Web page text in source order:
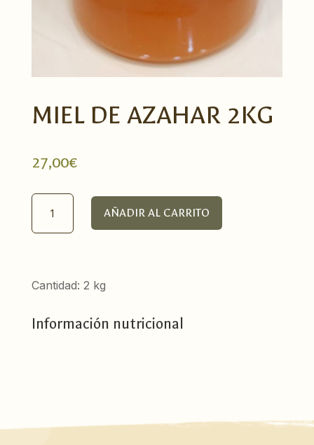
MIEL DE AZAHAR 2KG
27,00€
cantidad
AÑADIR AL CARRITO
Cantidad: 2 kg
Información nutricional